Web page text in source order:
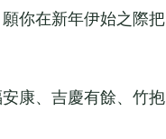
你在新年伊始之際把
康、吉慶有餘、竹抱